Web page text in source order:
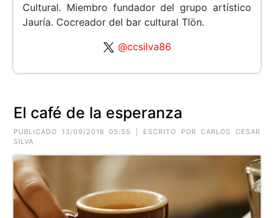
Cultural. Miembro fundador del grupo artístico
Jauría. Cocreador del bar cultural Tlön.
@ccsilva86
El café de la esperanza
PUBLICADO 13/09/2018 05:55 | ESCRITO POR CARLOS CESAR
SILVA